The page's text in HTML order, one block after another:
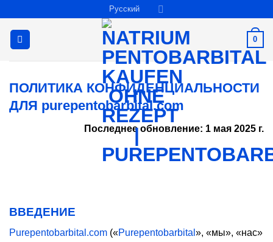
content
Русский
0
ПОЛИТИКА КОНФИДЕНЦИАЛЬНОСТИ
ДЛЯ purepentobarbital.com
Последнее обновление: 1 мая 2025 г.
ВВЕДЕНИЕ
Purepentobarbital.com («Purepentobarbital », «мы», «нас»